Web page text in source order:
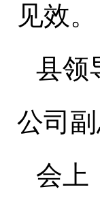
见效。
县领
公司
会上